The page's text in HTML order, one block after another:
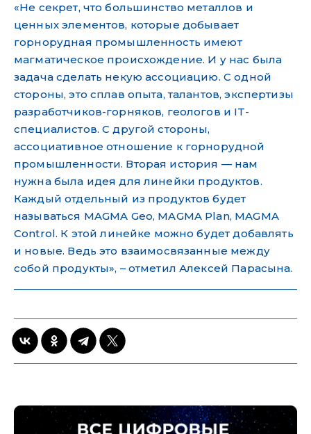
«Не секрет, что большинство металлов и
ценных элементов, которые добывает
горнорудная промышленность имеют
магматическое происхождение. И у нас была
задача сделать некую ассоциацию. С одной
стороны, это сплав опыта, талантов, экспертизы
разработчиков-горняков, геологов и IT-
специалистов. С другой стороны,
ассоциативное отношение к горнорудной
промышленности. Вторая история — нам
нужна была идея для линейки продуктов.
Каждый отдельный из продуктов будет
называться MAGMA Geo, MAGMA Plan, MAGMA
Control. К этой линейке можно будет добавлять
и новые. Ведь это взаимосвязанные между
собой продукты», – отметил Алексей Парасына.